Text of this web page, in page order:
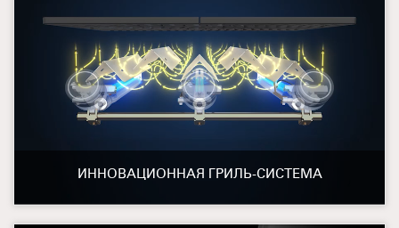
ИННОВАЦИОННАЯ ГРИЛЬ-СИСТЕМА